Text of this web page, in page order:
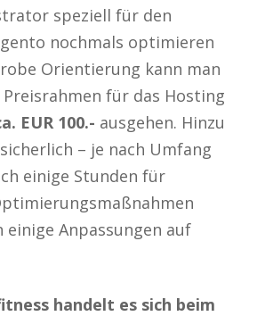
speziell für den
nochmals optimieren
Orientierung kann man
für das Hosting
EUR 100.- ausgehen. Hinzu
– je nach Umfang
einige Stunden für
einige Anpassungen auf
handelt es sich beim